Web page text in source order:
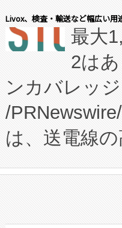
す。FCCM‑
患者にとっ
のアクセス
Fully-
プログラム
に関する技
構造化トレ
上げおよび
設備整備お
会社エーア
President原
ードする
ーエネルギ
た。 Voltaiq
定、統合、
安全性を追
増加してい
る電力網に
Livox、検査・輸送など幅広い用
最大
2は
ンカバレッ
/
は、送電線
や穀物倉庫
リューショ
したAvia 2